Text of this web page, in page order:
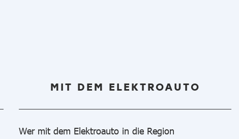
MIT DEM ELEKTROAUTO
Wer mit dem Elektroauto in die Region